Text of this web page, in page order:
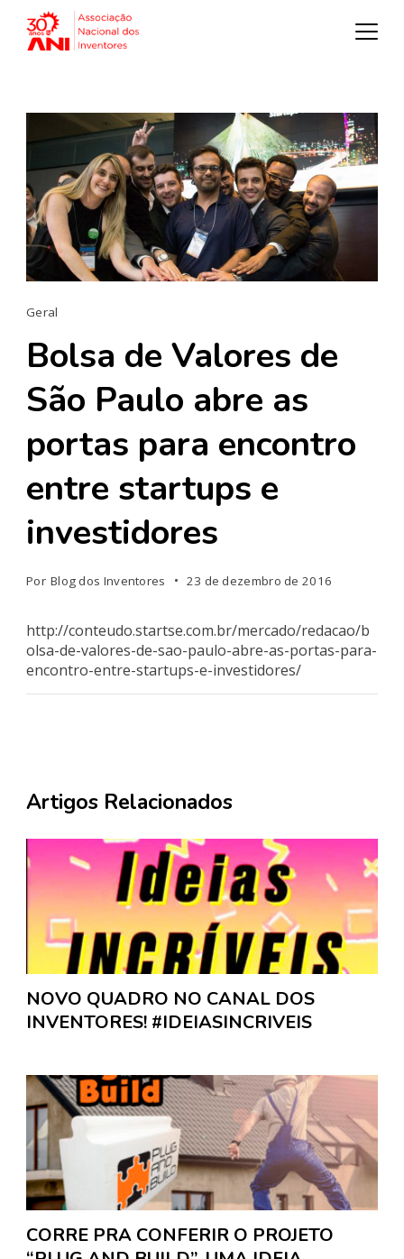
Geral
Bolsa de Valores de
São Paulo abre as
portas para encontro
entre startups e
investidores
Por Blog dos Inventores 23 de dezembro de 2016
http://conteudo.startse.com.br/mercado/redacao/b
olsa-de-valores-de-sao-paulo-abre-as-portas-para-
encontro-entre-startups-e-investidores/
Artigos Relacionados
NOVO QUADRO NO CANAL DOS
INVENTORES! #IDEIASINCRIVEIS
CORRE PRA CONFERIR O PROJETO